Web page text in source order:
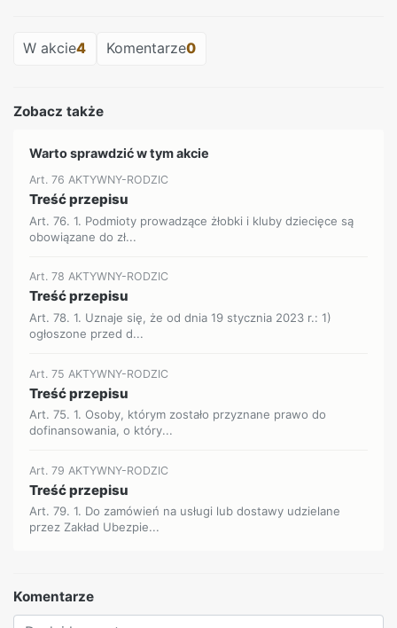
W akcie4 Komentarze0
Zobacz także
Warto sprawdzić w tym akcie
Art. 76 AKTYWNY-RODZIC
Treść przepisu
Art. 76. 1. Podmioty prowadzące żłobki i kluby dziecięce są
obowiązane do zł...
Art. 78 AKTYWNY-RODZIC
Treść przepisu
Art. 78. 1. Uznaje się, że od dnia 19 stycznia 2023 r.: 1)
ogłoszone przed d...
Art. 75 AKTYWNY-RODZIC
Treść przepisu
Art. 75. 1. Osoby, którym zostało przyznane prawo do
dofinansowania, o który...
Art. 79 AKTYWNY-RODZIC
Treść przepisu
Art. 79. 1. Do zamówień na usługi lub dostawy udzielane
przez Zakład Ubezpie...
Komentarze